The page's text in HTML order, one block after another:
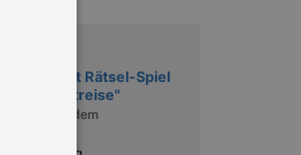
mit Rätsel-Spiel
Zeitreise"
aus dem